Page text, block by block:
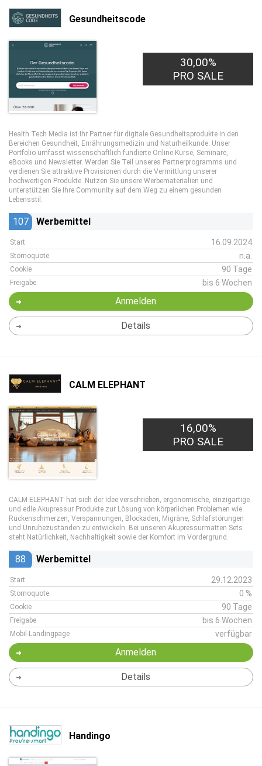
Gesundheitscode
30,00%
PRO SALE
Health Tech Media ist Ihr Partner für digitale Gesundheitsprodukte in den
Bereichen Gesundheit, Ernährungsmedizin und Naturheilkunde. Unser
Portfolio umfasst wissenschaftlich fundierte Online-Kurse, Seminare,
eBooks und Newsletter. Werden Sie Teil unseres Partnerprogramms und
verdienen Sie attraktive Provisionen durch die Vermittlung unserer
hochwertigen Produkte. Nutzen Sie unsere Werbematerialien und
unterstützen Sie Ihre Community auf dem Weg zu einem gesunden
Lebensstil.
107 Werbemittel
Start 16.09.2024
Stornoquote n.a.
Cookie 90 Tage
Freigabe bis 6 Wochen
Anmelden
Details
CALM ELEPHANT
16,00%
PRO SALE
CALM ELEPHANT hat sich der Idee verschrieben, ergonomische, einzigartige
und edle Akupressur Produkte zur Lösung von körperlichen Problemen wie
Rückenschmerzen, Verspannungen, Blockaden, Migräne, Schlafstörungen
und Unruhezuständen zu entwickeln. Bei unseren Akupressurmatten Sets
steht Natürlichkeit, Nachhaltigkeit sowie der Komfort im Vordergrund.
88 Werbemittel
Start 29.12.2023
Stornoquote 0 %
Cookie 90 Tage
Freigabe bis 6 Wochen
Mobil-Landingpage verfügbar
Anmelden
Details
Handingo